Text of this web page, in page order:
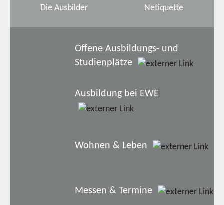
Die Ausbilder Netiquette
Offene Ausbildungs- und
Studienplätze
Ausbildung bei EWE
Wohnen & Leben
Messen & Termine